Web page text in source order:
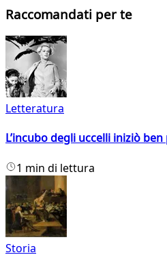
Raccomandati per te
Letteratura
L’incubo degli uccelli iniziò
1 min di lettura
Storia